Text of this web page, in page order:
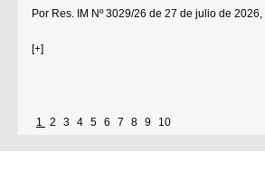
Por Res. IM Nº 3029/26 de 27 de julio de 2026,
[+]
1 2 3 4 5 6 7 8 9 10